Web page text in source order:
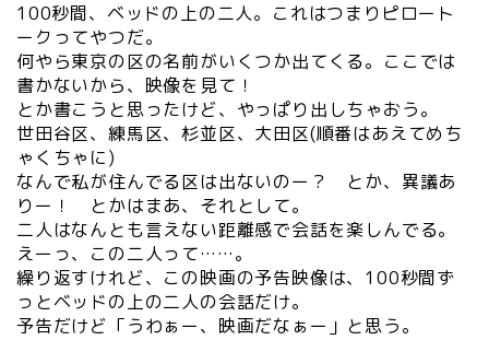
100秒間、ベッドの上の二人。これはつまりピロート
ークってやつだ。
何やら東京の区の名前がいくつか出てくる。ここでは
書かないから、映像を見て！
とか書こうと思ったけど、やっぱり出しちゃおう。
世田谷区、練馬区、杉並区、大田区(順番はあえてめち
ゃくちゃに)
なんで私が住んでる区は出ないのー？ とか、異議あ
りー！ とかはまあ、それとして。
二人はなんとも言えない距離感で会話を楽しんでる。
えーっ、この二人って……。
繰り返すけれど、この映画の予告映像は、100秒間ず
っとベッドの上の二人の会話だけ。
予告だけど「うわぁー、映画だなぁー」と思う。